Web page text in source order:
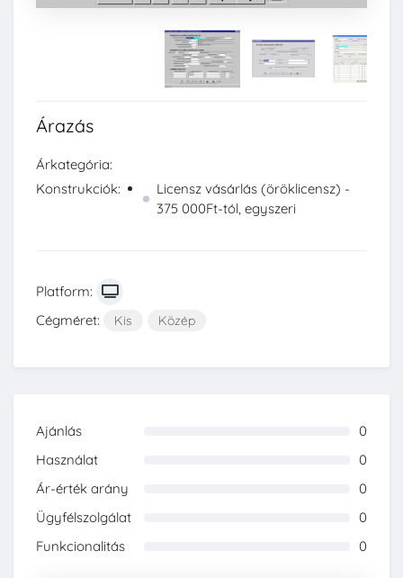
Árazás
Árkategória:
Konstrukciók:
Licensz vásárlás (öröklicensz) -
375 000Ft-tól, egyszeri
Platform:
Cégméret:
Kis Közép
Ajánlás
0
Használat
0
Ár-érték arány
0
Ügyfélszolgálat
0
Funkcionalitás
0